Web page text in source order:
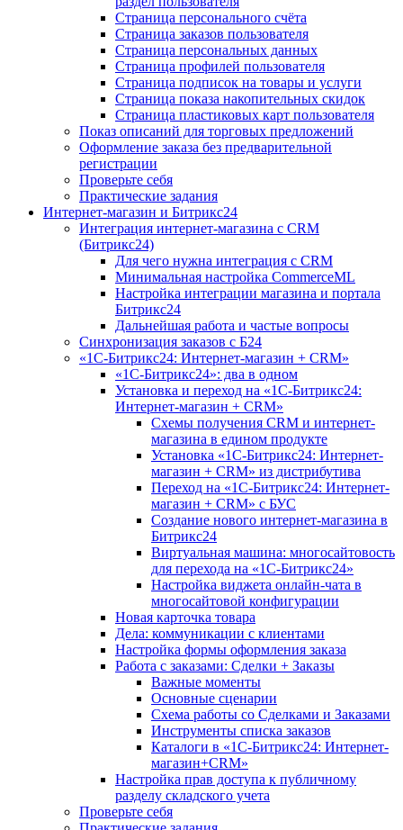
Страница персонального счёта
Страница заказов пользователя
Страница персональных данных
Страница профилей пользователя
Страница подписок на товары и услуги
Страница показа накопительных скидок
Страница пластиковых карт пользователя
Показ описаний для торговых предложений
Оформление заказа без предварительной
регистрации
Проверьте себя
Практические задания
Интернет-магазин и Битрикс24
Интеграция интернет-магазина с CRM
(Битрикс24)
Для чего нужна интеграция с CRM
Минимальная настройка CommerceML
Настройка интеграции магазина и портала
Битрикс24
Дальнейшая работа и частые вопросы
Синхронизация заказов с Б24
«1С-Битрикс24: Интернет-магазин + CRM»
«1С-Битрикс24»: два в одном
Установка и переход на «1С-Битрикс24:
Интернет-магазин + CRM»
Схемы получения CRM и интернет-
магазина в едином продукте
Установка «1С-Битрикс24: Интернет-
магазин + CRM» из дистрибутива
Переход на «1С-Битрикс24: Интернет-
магазин + CRM» с БУС
Создание нового интернет-магазина в
Битрикс24
Виртуальная машина: многосайтовость
для перехода на «1С-Битрикс24»
Настройка виджета онлайн-чата в
многосайтовой конфигурации
Новая карточка товара
Дела: коммуникации с клиентами
Настройка формы оформления заказа
Работа с заказами: Сделки + Заказы
Важные моменты
Основные сценарии
Схема работы со Сделками и Заказами
Инструменты списка заказов
Каталоги в «1С-Битрикс24: Интернет-
магазин+CRM»
Настройка прав доступа к публичному
разделу складского учета
Проверьте себя